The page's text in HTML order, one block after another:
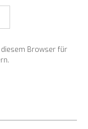
diesem Browser für